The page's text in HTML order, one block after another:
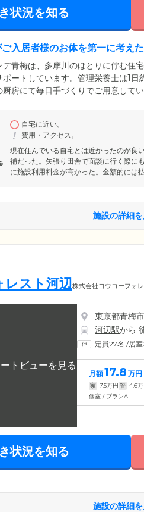
状況を知る
入居者様のお体を第一に考え
青梅は、多摩川のほとりに佇む住
ポートしています。管理栄養士は1
房にて毎日手づくりでご用意して
の個別対応も可能なほか、ごはんも
お申し付けください。
自宅に近い。
費用・アクセス。
現在住んでいる自宅とは近かったのが良
補だった。矢張り田舎で面談に行く際に
に施設利用料金が高かった。金額的には払
施設の詳細
レスト河辺株式会社ヨウコーフォ
東京都青梅
河辺駅から
定員27名 /居
月額17.8 万円
家 7.5万円 管 4.6
個室 / プランA
状況を知る
施設の詳細